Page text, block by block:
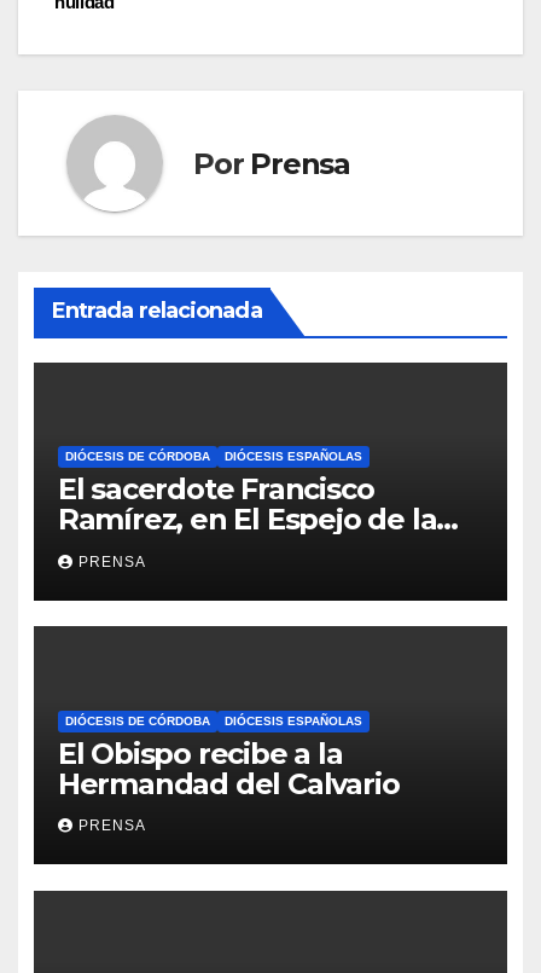
Por Prensa
Entrada relacionada
DIÓCESIS DE CÓRDOBA DIÓCESIS ESPAÑOLAS
El sacerdote Francisco
Ramírez, en El Espejo de la
Iglesia
PRENSA
DIÓCESIS DE CÓRDOBA DIÓCESIS ESPAÑOLAS
El Obispo recibe a la
Hermandad del Calvario
PRENSA